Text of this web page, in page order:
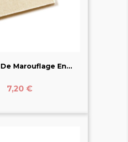
Marouflage En...
Prix
7,20 €